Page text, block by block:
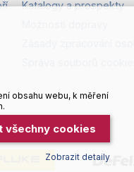
Katalogy a prospekty
obsahu webu, k měření
všechny cookies
Zobrazit detaily